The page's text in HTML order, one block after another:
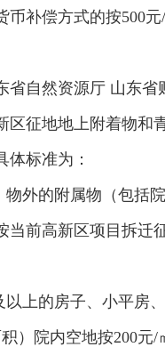
补偿方式的按500元
自然资源厅 山东
征地地上附着物
标准为：
外的附属物（包括
前高新区项目拆
上的房子、小平房
）院内空地按200元/